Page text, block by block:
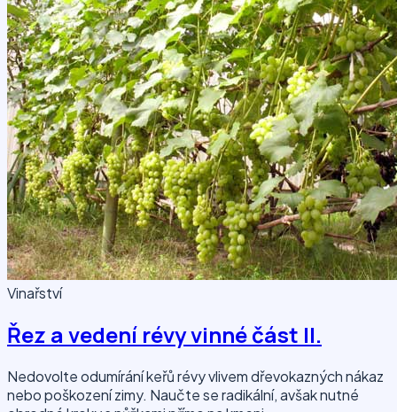
Vinařství
Řez a vedení révy vinné část II.
Nedovolte odumírání keřů révy vlivem dřevokazných nákaz
nebo poškození zimy. Naučte se radikální, avšak nutné